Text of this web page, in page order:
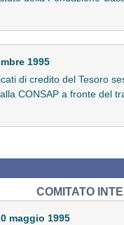
1995
di credito del Tesoro
CONSAP a fronte del
COMITATO
maggio 1995